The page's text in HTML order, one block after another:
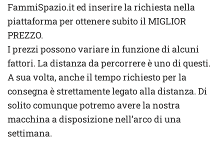
FammiSpazio.it ed inserire la richiesta nella
piattaforma per ottenere subito il MIGLIOR
PREZZO.
I prezzi possono variare in funzione di alcuni
fattori. La distanza da percorrere è uno di questi.
A sua volta, anche il tempo richiesto per la
consegna è strettamente legato alla distanza. Di
solito comunque potremo avere la nostra
macchina a disposizione nell’arco di una
settimana.